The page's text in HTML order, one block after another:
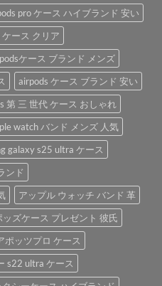
pro ケース ハイブランド 安い
ース クリア
ケース ブランド メンズ
airpods ケース ブランド 安い
第 三 世代 ケース おしゃれ
watch バンド メンズ 人気
galaxy s25 ultra ケース
ンド
アップル ウォッチ バンド 革
ッズケース プレゼント 彼氏
ポッツプロ ケース
s22 ultra ケース